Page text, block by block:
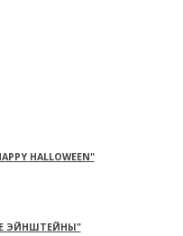
HALLOWEEN"
ЭЙНШТЕЙНЫ"